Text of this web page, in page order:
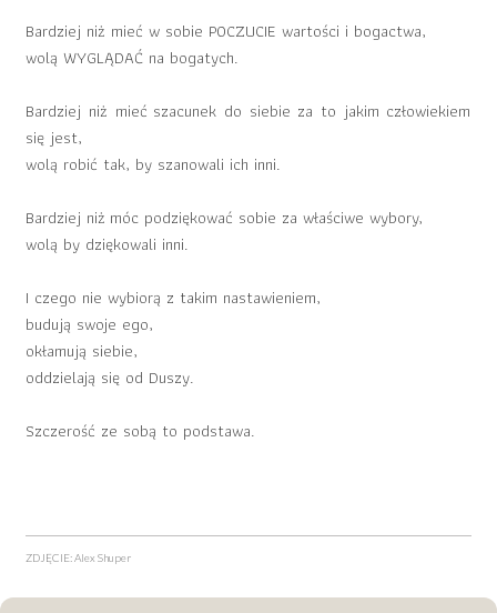
Bardziej niż mieć w sobie POCZUCIE wartości i bogactwa,
wolą WYGLĄDAĆ na bogatych.
Bardziej niż mieć szacunek do siebie za to jakim człowiekiem
się jest,
wolą robić tak, by szanowali ich inni.
Bardziej niż móc podziękować sobie za właściwe wybory,
wolą by dziękowali inni.
I czego nie wybiorą z takim nastawieniem,
budują swoje ego,
okłamują siebie,
oddzielają się od Duszy.
Szczerość ze sobą to podstawa.
ZDJĘCIE: Alex Shuper